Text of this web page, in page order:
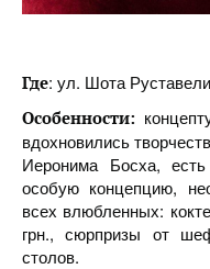
Где: ул. Шота
Особенности:
вдохновились
Иеронима Босха,
особую концепцию,
всех влюбленных:
грн., сюрпризы от
столов.